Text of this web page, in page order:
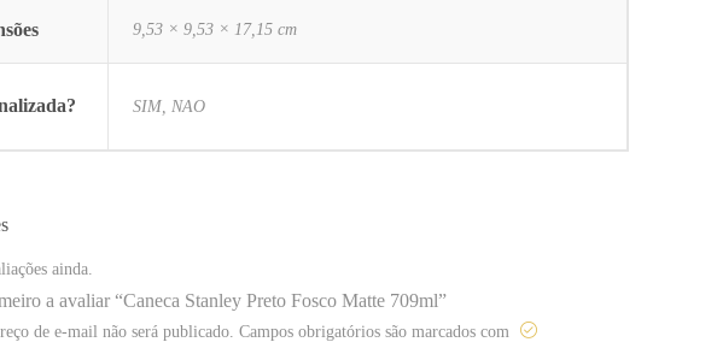
9,53 × 9,53 × 17,15 cm
SIM, NAO
ainda.
a avaliar “Caneca Stanley Preto Fosco Matte 709ml”
de e-mail não será publicado. Campos obrigatórios são marcados com